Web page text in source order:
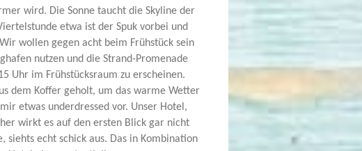
wird. Die Sonne taucht die Skyline der
etwa ist der Spuk vorbei und
wollen gegen acht beim Frühstück sein
nutzen und die Strand-Promenade
Uhr im Frühstücksraum zu erscheinen.
dem Koffer geholt, um das warme Wetter
etwas underdressed vor. Unser Hotel,
wirkt es auf den ersten Blick gar nicht
siehts echt schick aus. Das in Kombination